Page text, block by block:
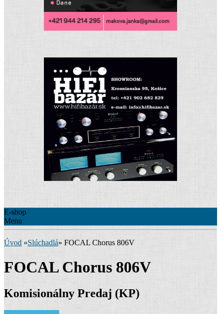
E-shop
Menu
Úvod »Slúchadlá» FOCAL Chorus 806V
FOCAL Chorus 806V
Komisionálny Predaj (KP)